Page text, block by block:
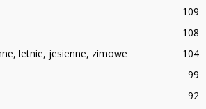
109
108
letnie, jesienne, zimowe
104
99
92